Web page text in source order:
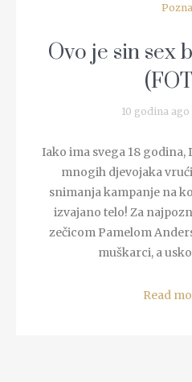
Ovo je sin sex
10 godina ago
Iako ima svega 18
mnogih djevojaka
snimanja kampanje na
izvajano telo! Za
zečicom Pamelom
muškarci, a
Read